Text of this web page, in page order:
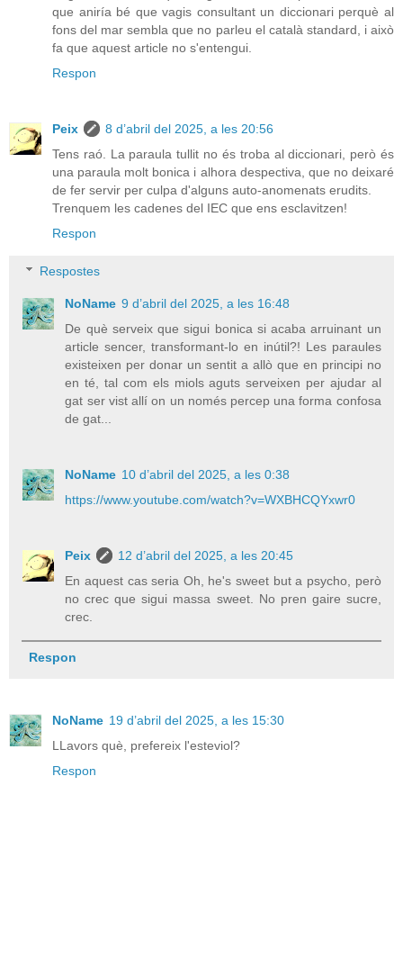
que aniría bé que vagis consultant un diccionari perquè al
fons del mar sembla que no parleu el català standard, i això
fa que aquest article no s'entengui.
Respon
Peix
8 d’abril del 2025, a les 20:56
Tens raó. La paraula tullit no és troba al diccionari, però és
una paraula molt bonica i alhora despectiva, que no deixaré
de fer servir per culpa d'alguns auto-anomenats erudits.
Trenquem les cadenes del IEC que ens esclavitzen!
Respon
Respostes
NoName 9 d’abril del 2025, a les 16:48
De què serveix que sigui bonica si acaba arruinant un
article sencer, transformant-lo en inútil?! Les paraules
existeixen per donar un sentit a allò que en principi no
en té, tal com els miols aguts serveixen per ajudar al
gat ser vist allí on un només percep una forma confosa
de gat...
NoName 10 d’abril del 2025, a les 0:38
https://www.youtube.com/watch?v=WXBHCQYxwr0
Peix
12 d’abril del 2025, a les 20:45
En aquest cas seria Oh, he's sweet but a psycho, però
no crec que sigui massa sweet. No pren gaire sucre,
crec.
Respon
NoName 19 d’abril del 2025, a les 15:30
LLavors què, prefereix l'esteviol?
Respon